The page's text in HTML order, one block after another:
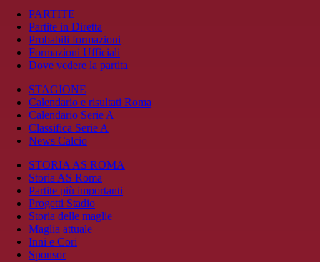
PARTITE
Partite in Diretta
Probabili formazioni
Formazioni Ufficiali
Dove vedere la partita
STAGIONE
Calendario e risultati Roma
Calendario Serie A
Classifica Serie A
News Calcio
STORIA AS ROMA
Storia AS Roma
Partite più importanti
Progetti Stadio
Storia delle maglie
Maglia attuale
Inni e Cori
Sponsor